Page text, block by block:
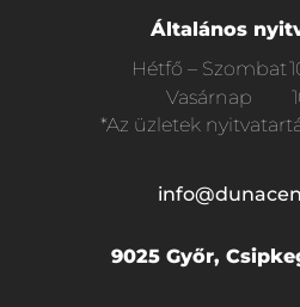
Általános
Hétfő – Szombat
Vasárnap
*Az üzletek
9025 Győr,